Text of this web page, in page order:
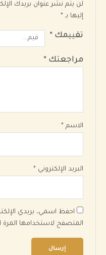
لن يتم نشر عنوان بريدك
إليها بـ*
تقييمك*
مراجعتك*
الاسم *
البريد الإلكتروني*
احفظ اسمي، بريدي
المتصفح لاستخدامها المرة